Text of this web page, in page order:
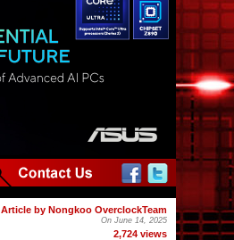
Article by Nongkoo OverclockTeam
On June 14, 2025
2,724 views